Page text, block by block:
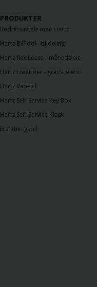
PRODUKTER
Bedriftsavtale med Hertz
Hertz BilPool - bildeling
Hertz flexiLease - månedsleie
Hertz Freerider - gratis leiebil
Hertz Varebil
Hertz Self-Service Key Box
Hertz Self-Service Kiosk
Erstatningsbil